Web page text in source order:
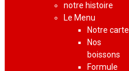
notre histoire
Le Menu
Notre carte
Nos
boissons
Formule